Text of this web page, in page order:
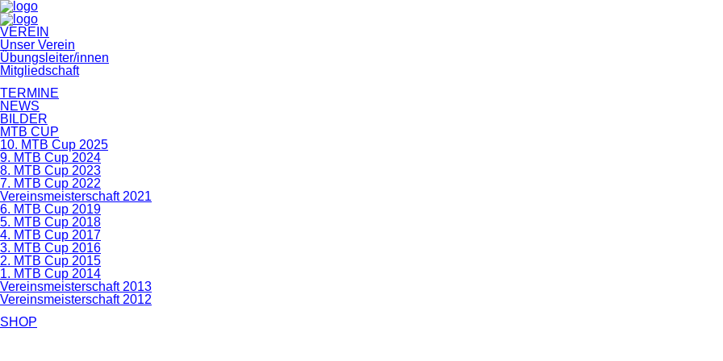
Navigation
überspringen
VEREIN
Unser Verein
Übungsleiter/innen
Mitgliedschaft
TERMINE
NEWS
BILDER
MTB CUP
10. MTB Cup 2025
9. MTB Cup 2024
8. MTB Cup 2023
7. MTB Cup 2022
Vereinsmeisterschaft 2021
6. MTB Cup 2019
5. MTB Cup 2018
4. MTB Cup 2017
3. MTB Cup 2016
2. MTB Cup 2015
1. MTB Cup 2014
Vereinsmeisterschaft 2013
Vereinsmeisterschaft 2012
SHOP